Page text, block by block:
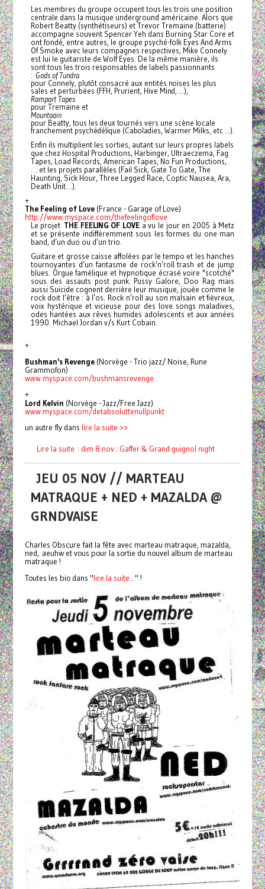
Les membres du groupe occupent tous les trois une position
centrale dans la musique underground américaine. Alors que
Robert Beatty (synthétiseurs) et Trevor Tremaine (batterie)
accompagne souvent Spencer Yeh dans Burning Star Core et
ont fondé, entre autres, le groupe psyché-folk Eyes And Arms
Of Smoke avec leurs compagnes respectives, Mike Connely
est lui le guitariste de Wolf Eyes. De la même manière, ils
sont tous les trois responsables de labels passionnants
: Gods of Tundra
pour Connely, plutôt consacré aux entités noises les plus
sales et perturbées (FFH, Prurient, Hive Mind, …),
Rampart Tapes
pour Tremaine et
Mountaain
pour Beatty, tous les deux tournés vers une scène locale
franchement psychédélique (Caboladies, Warmer Milks, etc …).
Enfin ils multiplient les sorties, autant sur leurs propres labels
que chez Hospital Productions, Harbinger, Ultraeczema, Fag
Tapes, Load Records, American Tapes, No Fun Productions,
… et les projets parallèles (Fail Sick, Gate To Gate, The
Haunting, Sick Hour, Three Legged Race, Coptic Nausea, Ara,
Death Unit…).
+
The Feeling of Love(France - Garage of Love)
http://www.myspace.com/thefeelingoflove
Le projet THE FEELING OF LOVE a vu le jour en 2005 à Metz
et se présente indifféremment sous les formes du one man
band, d’un duo ou d’un trio.
Guitare et grosse caisse affolées par le tempo et les hanches
tournoyantes d’un fantasme de rock’n’roll trash et de jump
blues. Orgue famélique et hypnotique écrasé voire "scotché"
sous des assauts post punk. Pussy Galore, Doo Rag mais
aussi Suicide cognent derrière leur musique, jouée comme le
rock doit l’être : à l’os. Rock n’roll au son malsain et fiévreux,
voix hystérique et vicieuse pour des love songs maladives,
odes hantées aux rêves humides adolescents et aux années
1990. Michael Jordan v/s Kurt Cobain.
+
Bushman's Revenge(Norvège - Trio jazz/ Noise, Rune
Grammofon)
www.myspace.com/bushmansrevenge
+
Lord Kelvin (Norvège - Jazz/Free Jazz)
www.myspace.com/detabsoluttenullpunkt
un autre fly dans lire la suite >>
Lire la suite : dim 8 nov : Gaffer & Grand guignol night
JEU 05 NOV // MARTEAU
MATRAQUE + NED + MAZALDA @
GRNDVAISE
Charles Obscure fait la fête avec marteau matraque, mazalda,
ned, aeuhw et vous pour la sortie du nouvel album de marteau
matraque !
Toutes les bio dans "lire la suite..." !